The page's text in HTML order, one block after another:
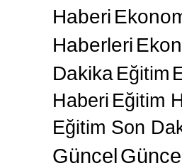
Haberi
Haberleri
Dakika Eğitim
Haberi Eğitim
Eğitim Son
Güncel